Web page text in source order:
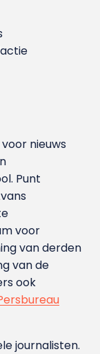
nieuws
Punt
voor
van derden
van de
ook
journalisten.